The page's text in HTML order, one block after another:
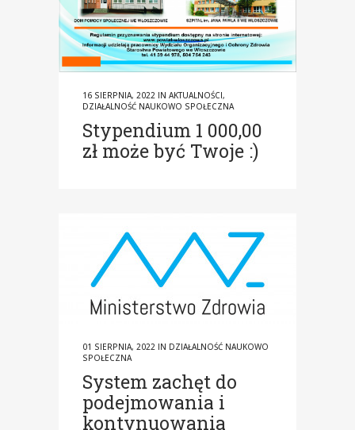
16 SIERPNIA, 2022 IN AKTUALNOŚCI,
DZIAŁALNOŚĆ NAUKOWO SPOŁECZNA
Stypendium 1 000,00
zł może być Twoje :)
01 SIERPNIA, 2022 IN DZIAŁALNOŚĆ NAUKOWO
SPOŁECZNA
System zachęt do
podejmowania i
kontynuowania